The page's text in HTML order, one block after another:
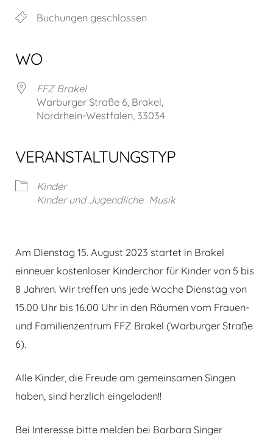
Buchungen geschlossen
WO
FFZ Brakel
Warburger Straße 6, Brakel,
Nordrhein-Westfalen, 33034
VERANSTALTUNGSTYP
Kinder
Kinder und Jugendliche Musik
Am Dienstag 15. August 2023 startet in Brakel
einneuer kostenloser Kinderchor für Kinder von 5 bis
8 Jahren. Wir treffen uns jede Woche Dienstag von
15.00 Uhr bis 16.00 Uhr in den Räumen vom Frauen-
und Familienzentrum FFZ Brakel (Warburger Straße
6).
Alle Kinder, die Freude am gemeinsamen Singen
haben, sind herzlich eingeladen!!
Bei Interesse bitte melden bei Barbara Singer